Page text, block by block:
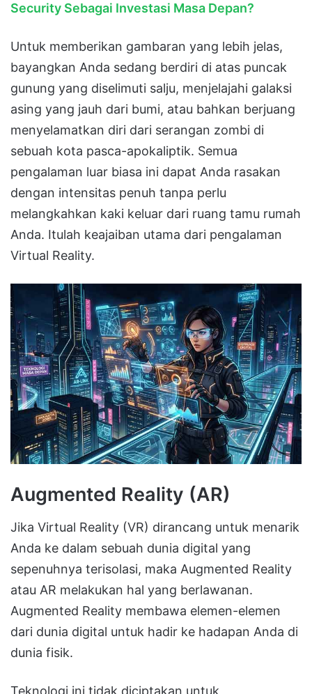
Security Sebagai Investasi Masa Depan?
Untuk memberikan gambaran yang lebih jelas,
bayangkan Anda sedang berdiri di atas puncak
gunung yang diselimuti salju, menjelajahi galaksi
asing yang jauh dari bumi, atau bahkan berjuang
menyelamatkan diri dari serangan zombi di
sebuah kota pasca-apokaliptik. Semua
pengalaman luar biasa ini dapat Anda rasakan
dengan intensitas penuh tanpa perlu
melangkahkan kaki keluar dari ruang tamu rumah
Anda. Itulah keajaiban utama dari pengalaman
Virtual Reality.
Augmented Reality (AR)
Jika Virtual Reality (VR) dirancang untuk menarik
Anda ke dalam sebuah dunia digital yang
sepenuhnya terisolasi, maka Augmented Reality
atau AR melakukan hal yang berlawanan.
Augmented Reality membawa elemen-elemen
dari dunia digital untuk hadir ke hadapan Anda di
dunia fisik.
Teknologi ini tidak diciptakan untuk